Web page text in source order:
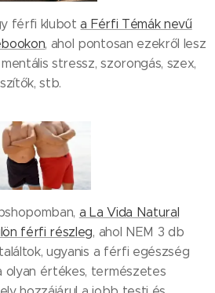
férfi klubota Férfi Témák nevű
, ahol pontosan ezekről lesz
stressz, szorongás, szex,
stb.
a La Vida Natural
férfi részleg, ahol NEM 3 db
ugyanis a férfi egészség
olyan értékes, természetes